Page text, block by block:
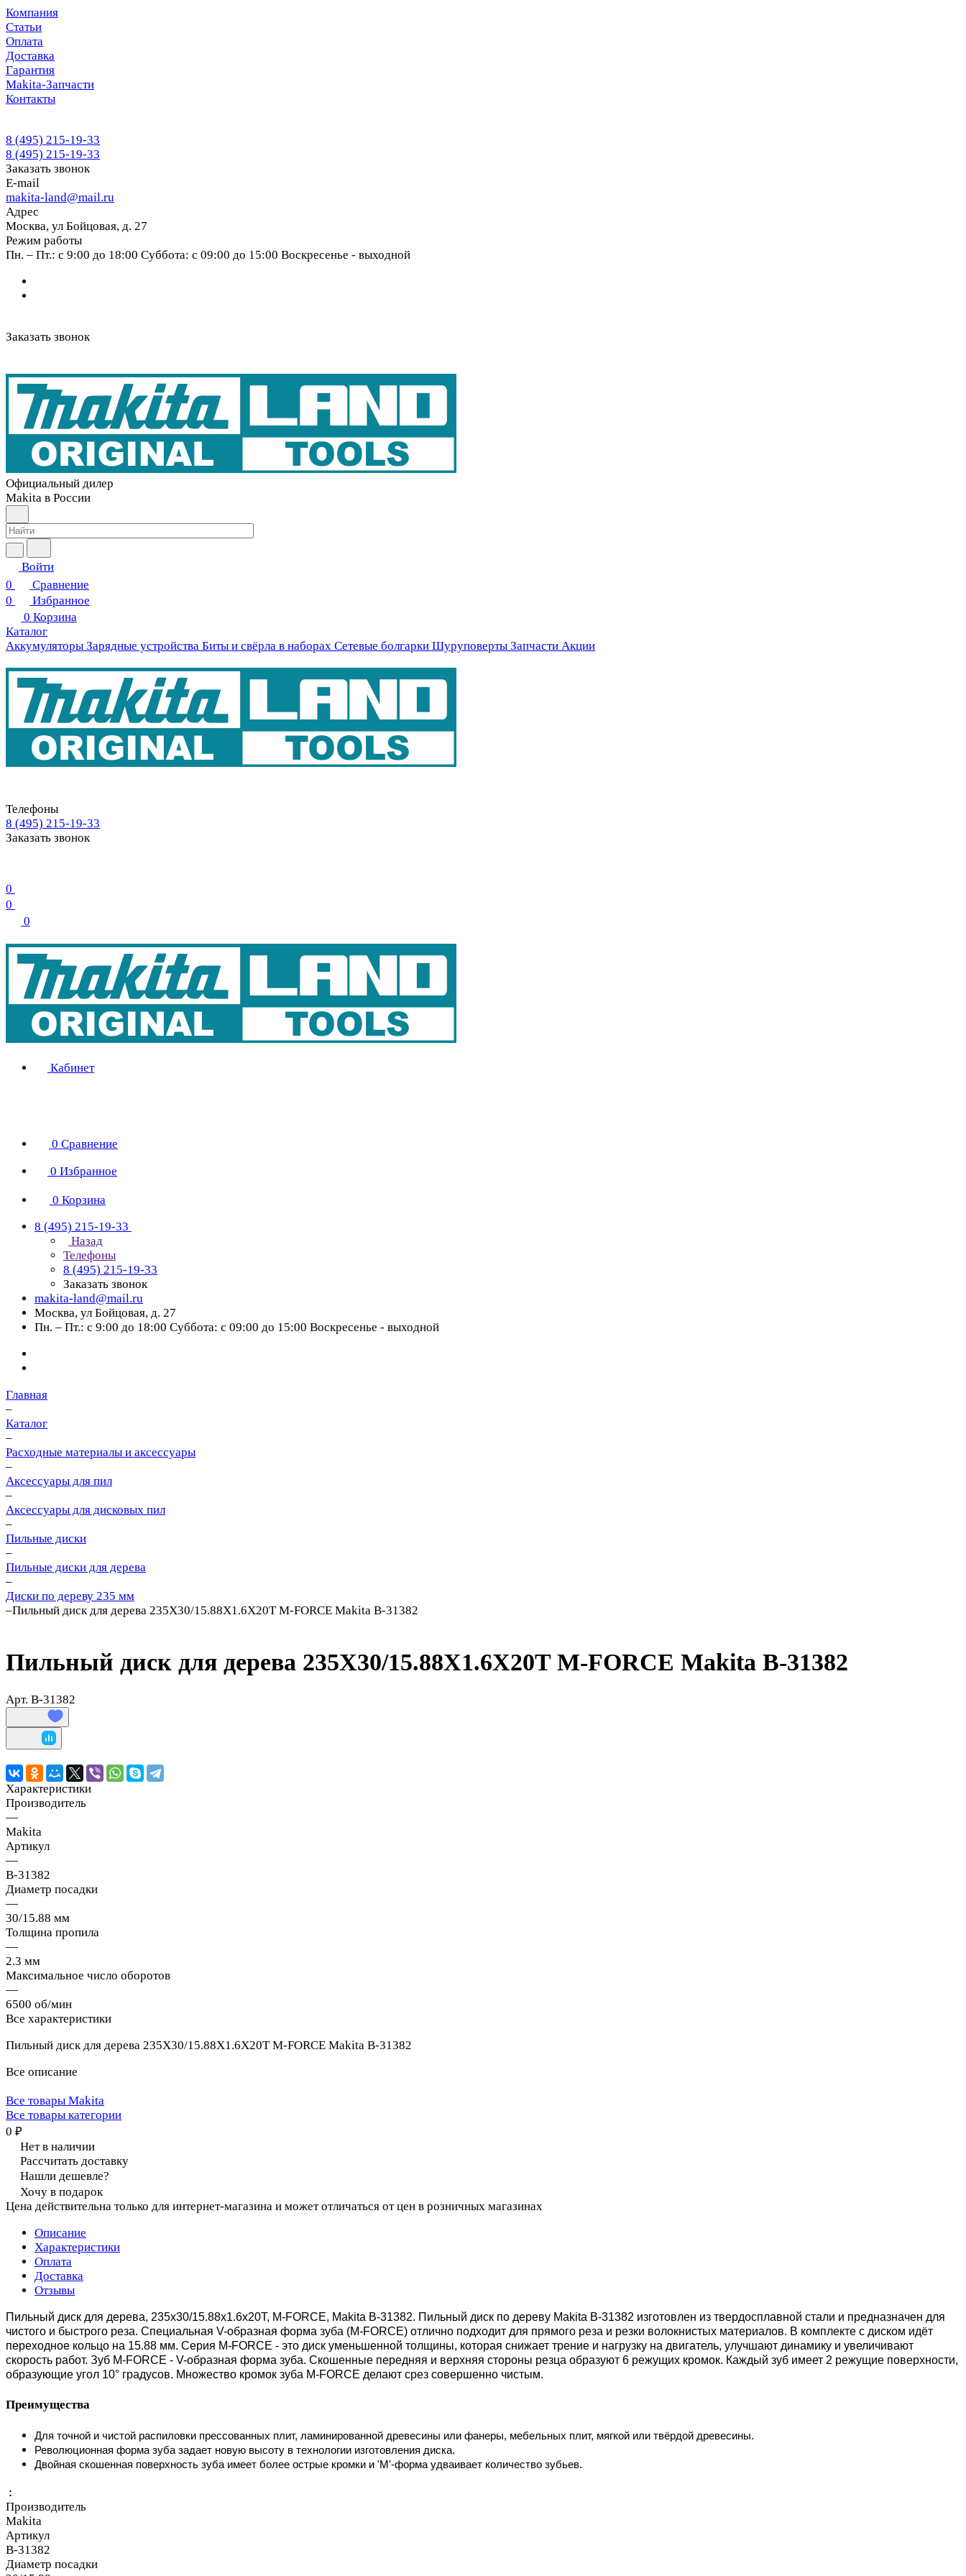
Компания
Статьи
Оплата
Доставка
Гарантия
Makita-Запчасти
Контакты
8 (495) 215-19-33
8 (495) 215-19-33
Заказать звонок
E-mail
makita-land@mail.ru
Адрес
Москва, ул Бойцовая, д. 27
Режим работы
Пн. – Пт.: с 9:00 до 18:00 Суббота: с 09:00 до 15:00 Воскресенье - выходной
Заказать звонок
Официальный дилер
Makita в России
Войти
0
Сравнение
0
Избранное
0 Корзина
Каталог
Аккумуляторы Зарядные устройства Биты и свёрла в наборах Сетевые болгарки Шуруповерты Запчасти Акции
Телефоны
8 (495) 215-19-33
Заказать звонок
0
0
0
Кабинет
0 Сравнение
0 Избранное
0 Корзина
8 (495) 215-19-33
Назад
Телефоны
8 (495) 215-19-33
Заказать звонок
makita-land@mail.ru
Москва, ул Бойцовая, д. 27
Пн. – Пт.: с 9:00 до 18:00 Суббота: с 09:00 до 15:00 Воскресенье - выходной
Главная
–
Каталог
–
Расходные материалы и аксессуары
–
Аксессуары для пил
–
Аксессуары для дисковых пил
–
Пильные диски
–
Пильные диски для дерева
–
Диски по дереву 235 мм
–Пильный диск для дерева 235X30/15.88X1.6X20T M-FORCE Makita B-31382
Пильный диск для дерева 235X30/15.88X1.6X20T M-FORCE Makita B-31382
Арт. B-31382
Характеристики
Производитель
—
Makita
Артикул
—
B-31382
Диаметр посадки
—
30/15.88 мм
Толщина пропила
—
2.3 мм
Максимальное число оборотов
—
6500 об/мин
Все характеристики
Пильный диск для дерева 235X30/15.88X1.6X20T M-FORCE Makita B-31382
Все описание
Все товары Makita
Все товары категории
0 ₽
Нет в наличии
Рассчитать доставку
Нашли дешевле?
Хочу в подарок
Цена действительна только для интернет-магазина и может отличаться от цен в розничных магазинах
Описание
Характеристики
Оплата
Доставка
Отзывы
Пильный диск для дерева, 235x30/15.88x1.6x20T, M-FORCE, Makita B-31382. Пильный диск по дереву Makita B-31382 изготовлен из твердосплавной стали и предназначен для
чистого и быстрого реза. Специальная V-образная форма зуба (M-FORCE) отлично подходит для прямого реза и резки волокнистых материалов. В комплекте с диском идёт
переходное кольцо на 15.88 мм. Серия M-FORCE - это диск уменьшенной толщины, которая снижает трение и нагрузку на двигатель, улучшают динамику и увеличивают
скорость работ. Зуб M-FORCE - V-образная форма зуба. Скошенные передняя и верхняя стороны резца образуют 6 режущих кромок. Каждый зуб имеет 2 режущие поверхности,
образующие угол 10° градусов. Множество кромок зуба M-FORCE делают срез совершенно чистым.
Преимущества
Для точной и чистой распиловки прессованных плит, ламинированной древесины или фанеры, мебельных плит, мягкой или твёрдой древесины.
Революционная форма зуба задает новую высоту в технологии изготовления диска.
Двойная скошенная поверхность зуба имеет более острые кромки и 'М'-форма удваивает количество зубьев.
:
Производитель
Makita
Артикул
B-31382
Диаметр посадки